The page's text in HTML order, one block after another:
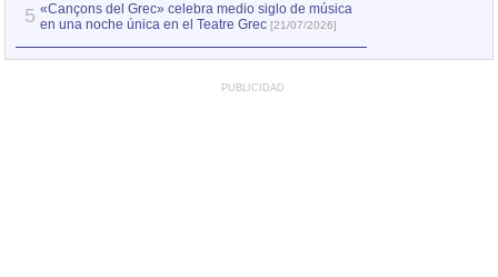
5 «Cançons del Grec» celebra medio siglo de música
en una noche única en el Teatre Grec [21/07/2026]
PUBLICIDAD